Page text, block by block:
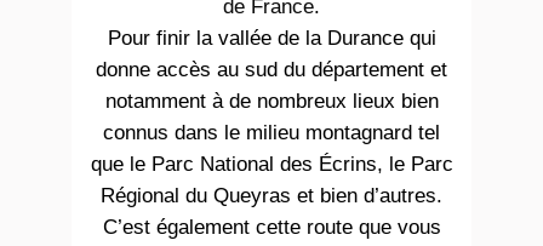
de France.
Pour finir la vallée de la Durance qui
donne accès au sud du département et
notamment à de nombreux lieux bien
connus dans le milieu montagnard tel
que le Parc National des Écrins, le Parc
Régional du Queyras et bien d’autres.
C’est également cette route que vous